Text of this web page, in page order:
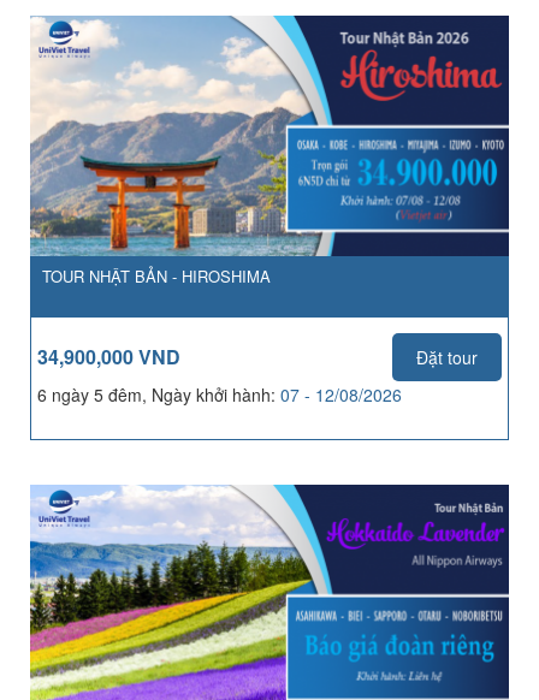
TOUR NHẬT BẢN - HIROSHIMA
34,900,000 VND
Đặt tour
6 ngày 5 đêm, Ngày khởi hành: 07 - 12/08/2026